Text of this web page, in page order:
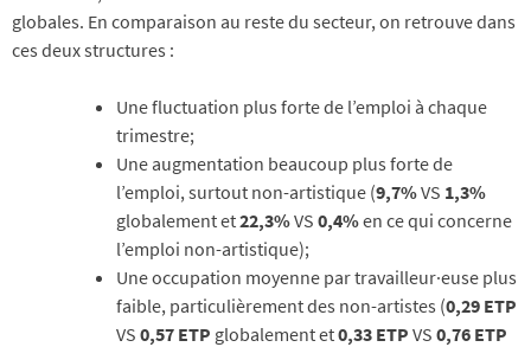
globales. En comparaison au reste du secteur, on retrouve dans
ces deux structures :
Une fluctuation plus forte de l’emploi à chaque
trimestre;
Une augmentation beaucoup plus forte de
l’emploi, surtout non-artistique (9,7%VS 1,3%
globalement et22,3%VS 0,4%en ce qui concerne
l’emploi non-artistique);
Une occupation moyenne par travailleur·euse plus
faible, particulièrement des non-artistes (0,29 ETP
VS 0,57 ETP globalement et0,33 ETP VS 0,76 ETP